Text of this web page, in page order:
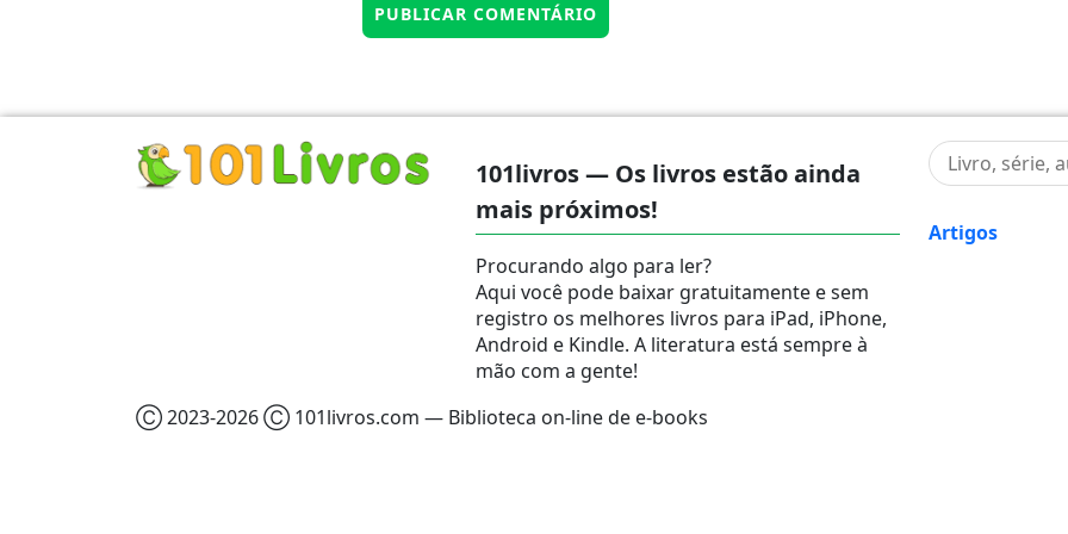
101livros — Os livros estão ainda
mais próximos!
Procurando algo para ler?
Aqui você pode baixar gratuitamente e sem
registro os melhores livros para iPad, iPhone,
Android e Kindle. A literatura está sempre à
mão com a gente!
Artigos
Ⓒ 2023-2026 Ⓒ 101livros.com — Biblioteca on-line de e-books